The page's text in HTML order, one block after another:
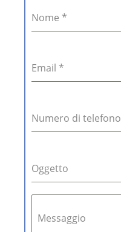
Nome *
Email *
Numero di telefono
Oggetto
Messaggio